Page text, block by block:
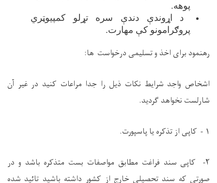
پوهه.
د اړوندې دندې سره تړلو کمپیوټري
پروګرامونو کې مهارت.
رهنمود برای اخذ و تسلیمی درخواست ها:
اشخاص واجد شرایط نکات ذیل را جدا مراعات کنید در غیر آن
شارلست نخواهد گردید.
۱ - کاپی از تذکره یا پاسپورت.
۲- کاپی سند فراغت مطابق مواصفات بست متذکره باشد و در
صورتی که سند تحصیلی خارج از کشور داشته باشید تائید شده